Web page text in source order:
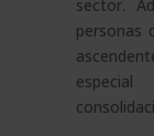
sector.
personas